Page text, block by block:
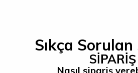
Sıkça
SİPARİŞ
Nasıl sipariş